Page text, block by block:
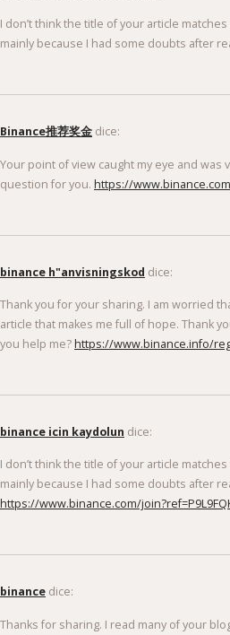
I don’t think the title of your article
mainly because I had some doubts after
Binance推荐奖金 dice:
Your point of view caught my eye and was
question for you. https://
binance h"anvisningskod dice:
Thank you for your sharing. I am worried
article that makes me full of hope. Thank
you help me?https://www.binance.info/
binance icin kaydolun dice:
I don’t think the title of your article
mainly because I had some doubts after
https://www.binance.com/
binance dice:
Thanks for sharing. I read many of your